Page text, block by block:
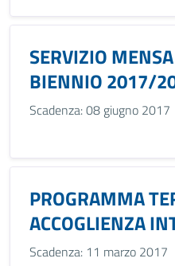
SERVIZIO
BIENNIO 2017/
Scadenza: 08 giugno 2017
PROGRAMMA
ACCOGLIENZA
Scadenza: 11 marzo 2017